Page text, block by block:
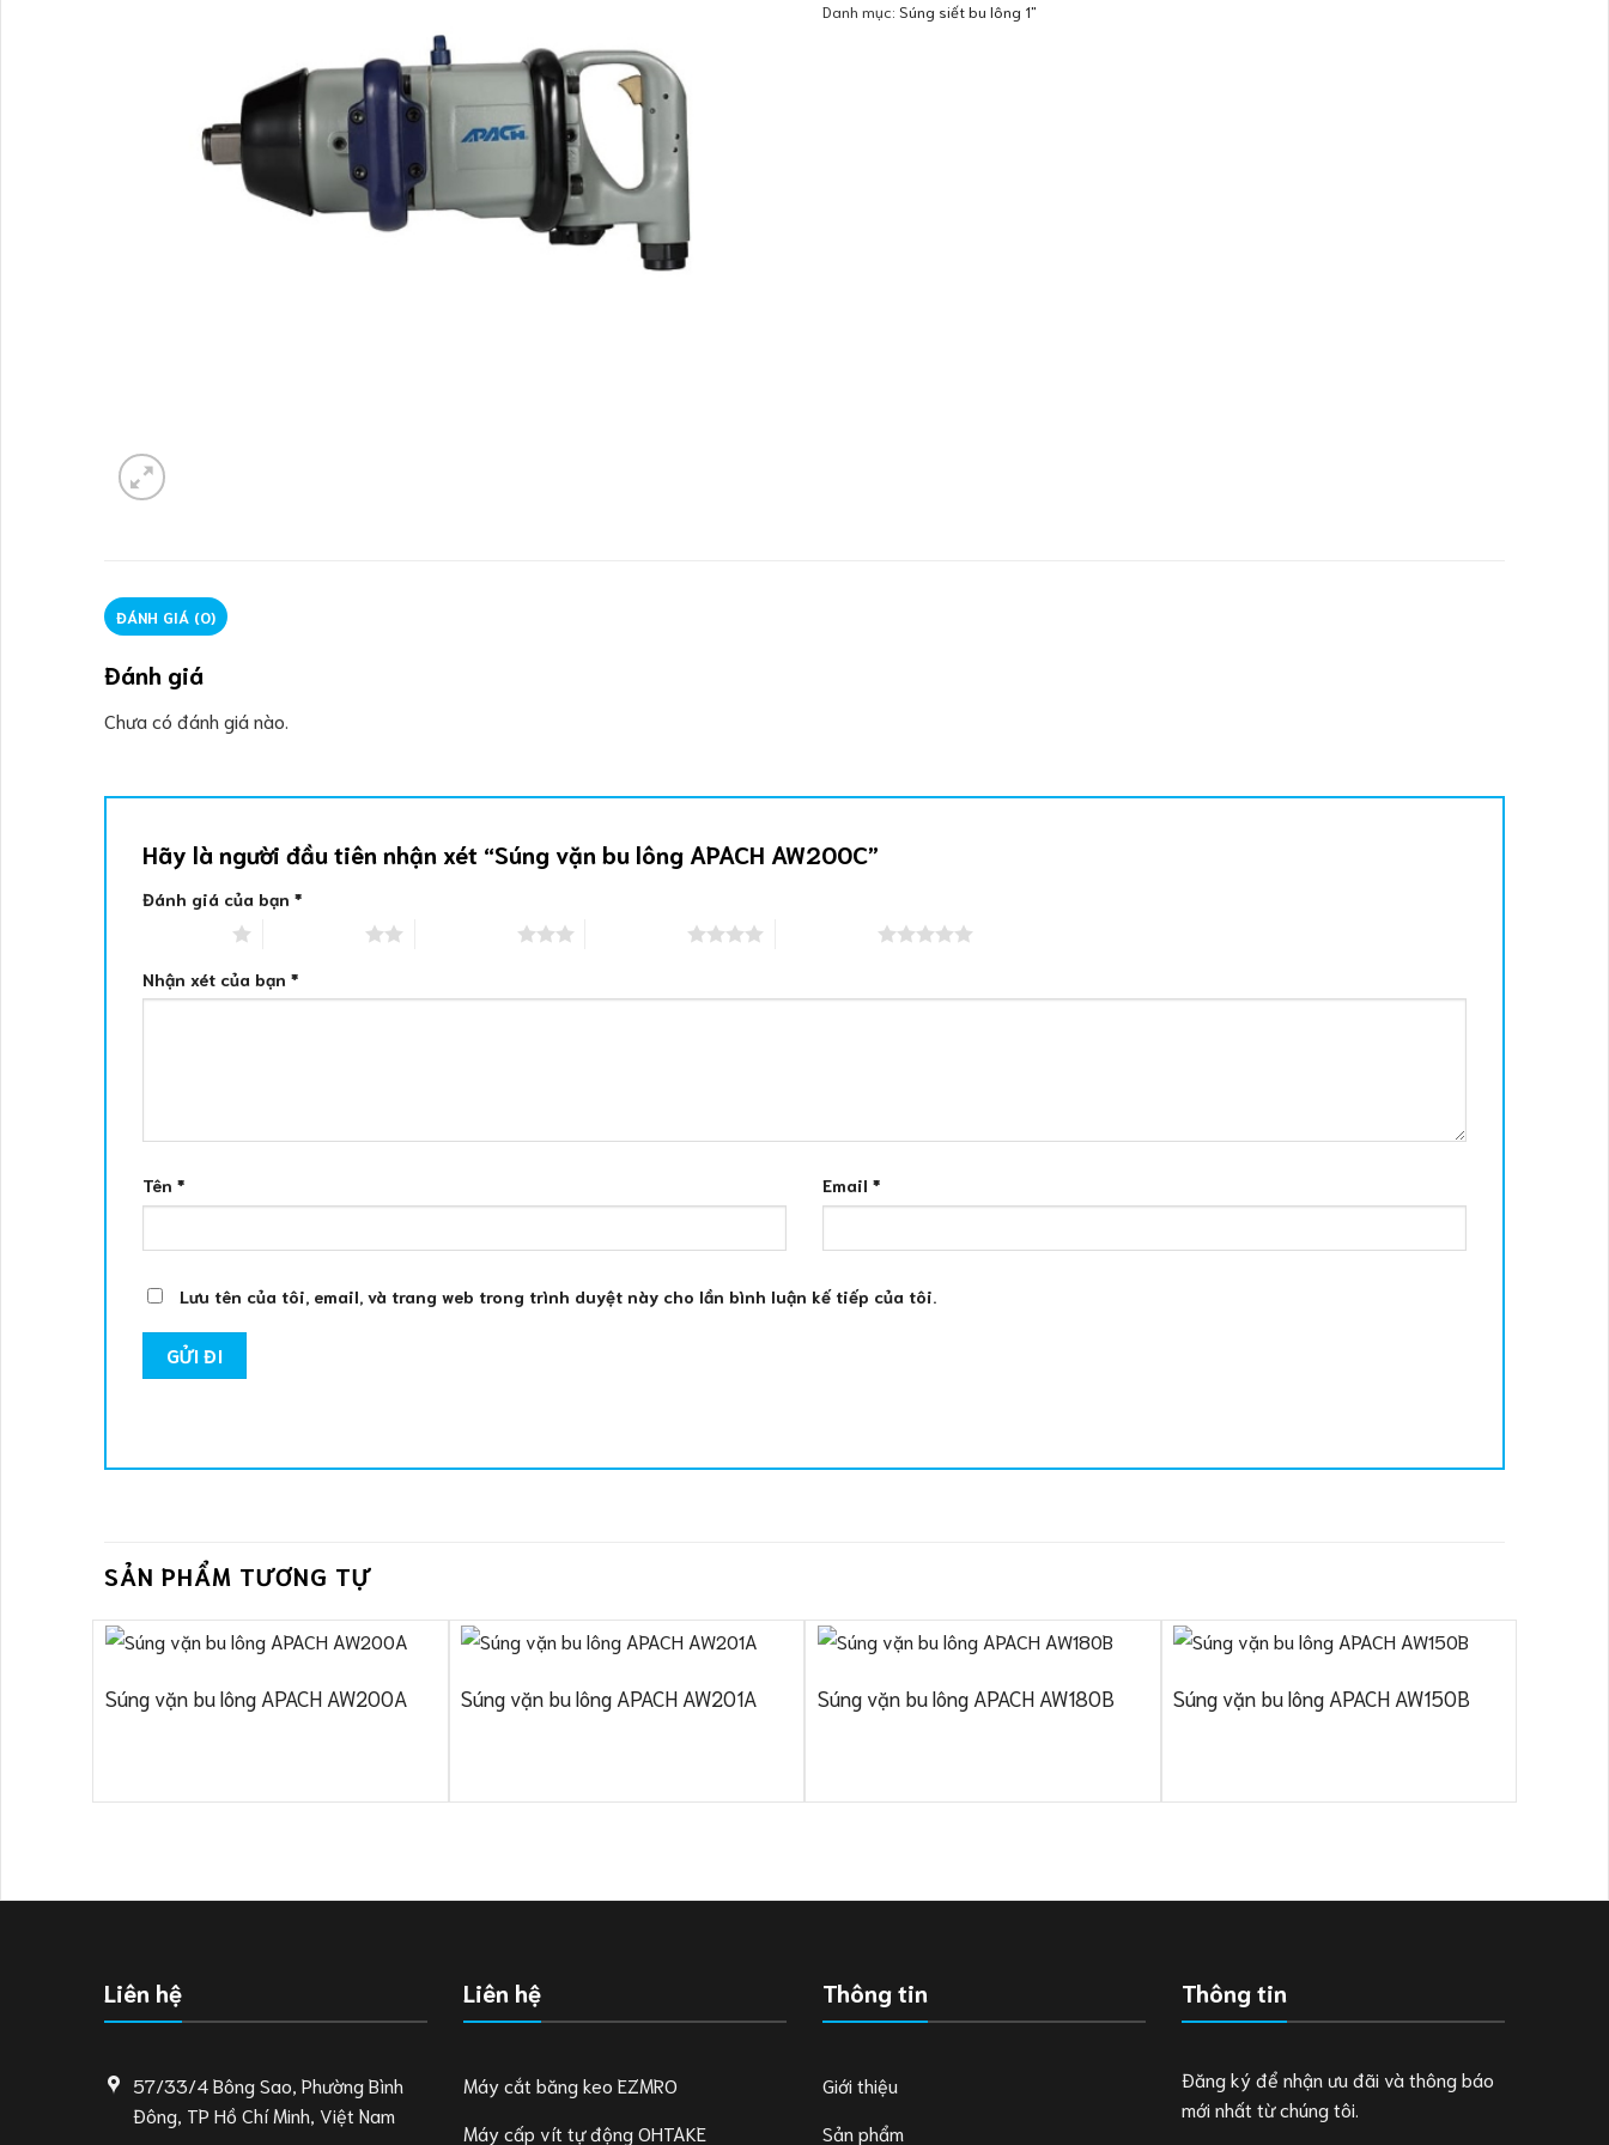
Danh mục: Súng siết bu lông 1"
ĐÁNH GIÁ (0)
Đánh giá
Chưa có đánh giá nào.
Hãy là người đầu tiên nhận xét “Súng vặn bu lông APACH AW200C”
Đánh giá của bạn *
Nhận xét của bạn *
Tên * Email *
Lưu tên của tôi, email, và trang web trong trình duyệt này cho lần bình luận kế tiếp của tôi.
SẢN PHẨM TƯƠNG TỰ
Súng vặn bu lông APACH AW200A Súng vặn bu lông APACH AW201A Súng vặn bu lông APACH AW180B
Súng vặn bu lông APACH AW150B
Liên hệ
57/33/4 Bông Sao, Phường Bình
Đông, TP Hồ Chí Minh, Việt Nam
Liên hệ
Máy cắt băng keo EZMRO
Máy cấp vít tự động OHTAKE
Thông tin
Giới thiệu
Sản phẩm
Thông tin
Đăng ký để nhận ưu đãi và thông báo
mới nhất từ chúng tôi.